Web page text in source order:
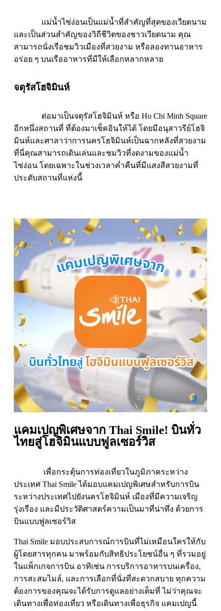
แม่น้ำไซ่ง่อนเป็นแม่น้ำที่สำคัญที่สุดของเวียดนาม
และเป็นส่วนสำคัญของวิถีชีวิตของชาวเวียดนาม คุณ
สามารถนั่งเรือชมวิวเมืองที่สวยงาม หรือลองทานอาหาร
อร่อย ๆ บนเรืออาหารที่มีให้เลือกหลากหลาย
จตุรัสโฮจิมินห์
ต่อมาเป็นจตุรัสโฮจิมินห์ หรือ Ho Chi Minh Square
อีกหนึ่งสถานที่ ที่ต้องมาเช็คอินให้ได้ โดยมีอนุสาวรีย์โฮจิ
มินห์และศาลาว่าการนครโฮจิมินห์เป็นฉากหลังที่สวยงาม
ที่นี่คุณสามารถเดินเล่นและชมวิวที่งดงามของแม่น้ำ
ไซ่ง่อน โดยเฉพาะในช่วงเวลาค่ำคืนที่มีแสงสีสวยงามที่
ประดับสถานที่แห่งนี้
แคมเปญพิเศษจาก Thai Smile! บินทั่ว
ไทยสู่โฮจิมินแบบฟูลเซอร์วิส
เพื่อกระตุ้นการท่องเที่ยวในภูมิภาคระหว่าง
ประเทศ Thai Smile ได้มอบแคมเปญพิเศษสำหรับการบิน
ระหว่างประเทศไปยังนครโฮจิมินห์ เมืองที่มีความเจริญ
รุ่งเรือง และมีประวัติศาสตร์ความเป็นมาที่น่าทึ่ง ด้วยการ
บินแบบฟูลเซอร์วิส
Thai Smile มอบประสบการณ์การบินที่ไม่เหมือนใครให้กับ
ผู้โดยสารทุกคน มาพร้อมกับสิทธิประโยชน์อื่น ๆ ที่รวมอยู่
ในแพ็กเกจการบิน อาทิเช่น การบริการอาหารบนเครื่อง,
การสะสมไมล์, และการเลือกที่นั่งที่สะดวกสบาย ทุกความ
ต้องการของคุณจะได้รับการดูแลอย่างเต็มที่ ไม่ว่าคุณจะ
เดินทางเพื่อท่องเที่ยว หรือเดินทางเพื่อธุรกิจ แคมเปญนี้